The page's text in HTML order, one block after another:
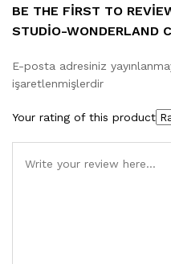
BE THE FIRST TO
STUDIO-WONDERLAND
E-posta adresiniz
işaretlenmişlerdir
Your rating of this product